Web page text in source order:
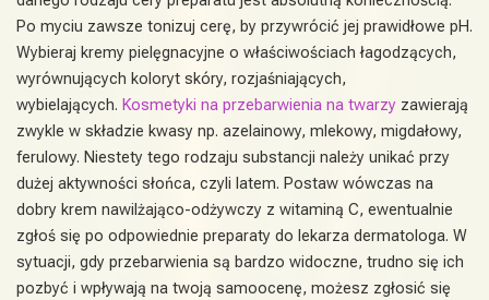
Po myciu zawsze tonizuj cerę, by przywrócić jej prawidłowe pH.
Wybieraj kremy pielęgnacyjne o właściwościach łagodzących,
wyrównujących koloryt skóry, rozjaśniających,
wybielających. Kosmetyki na przebarwienia na twarzy zawierają
zwykle w składzie kwasy np. azelainowy, mlekowy, migdałowy,
ferulowy. Niestety tego rodzaju substancji należy unikać przy
dużej aktywności słońca, czyli latem. Postaw wówczas na
dobry krem nawilżająco-odżywczy z witaminą C, ewentualnie
zgłoś się po odpowiednie preparaty do lekarza dermatologa. W
sytuacji, gdy przebarwienia są bardzo widoczne, trudno się ich
pozbyć i wpływają na twoją samoocenę, możesz zgłosić się